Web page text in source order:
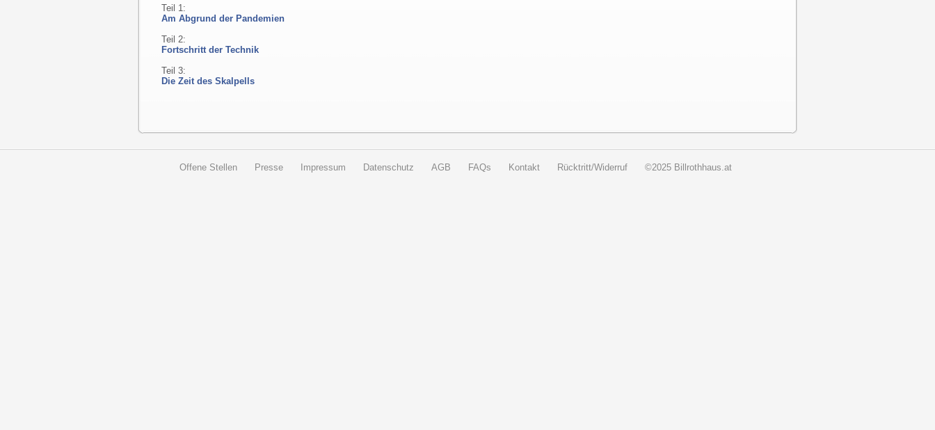
Teil 1:
Am Abgrund der Pandemien
Teil 2:
Fortschritt der Technik
Teil 3:
Die Zeit des Skalpells
Offene Stellen Presse Impressum Datenschutz AGB FAQs Kontakt Rücktritt/Widerruf ©2025 Billrothhaus.at